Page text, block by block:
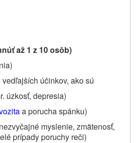
až 1 z 10 osôb)
účinkov, ako sú
úzkosť, depresia)
a porucha spánku)
myslenie, zmätenosť,
prípady poruchy reči)